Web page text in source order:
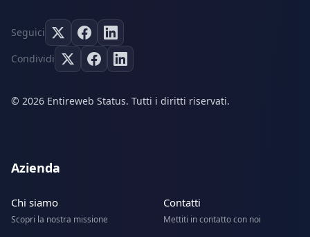
Seguici
Condividi
© 2026 Entireweb Status. Tutti i diritti riservati.
Azienda
Chi siamo
Scopri la nostra missione
Contatti
Mettiti in contatto con noi